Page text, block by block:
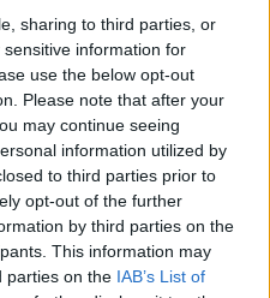
sharing to third parties, or
information for
use the below opt-out
Please note that after your
may continue seeing
information utilized by
to third parties prior to
opt-out of the further
by third parties on the
This information may
parties on the IAB’s List of
non viene accolto
in famiglia
mentale
non solo
e non